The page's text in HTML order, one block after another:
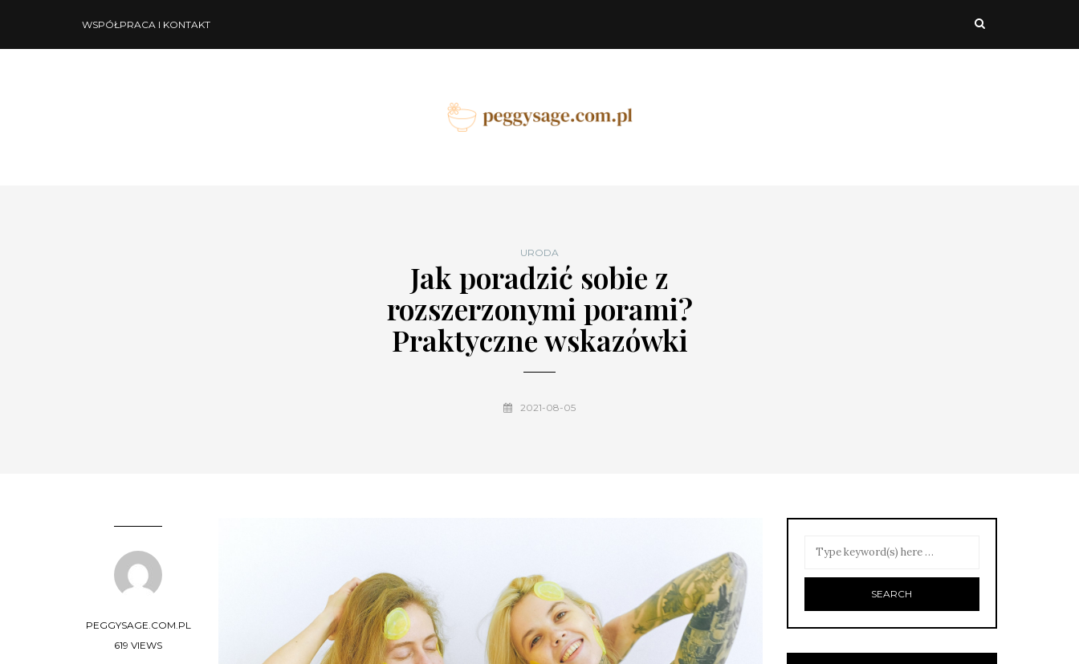
WSPÓŁPRACA I KONTAKT
URODA
Jak poradzić sobie z
rozszerzonymi porami?
Praktyczne wskazówki
2021-08-05
PEGGYSAGE.COM.PL
619 VIEWS